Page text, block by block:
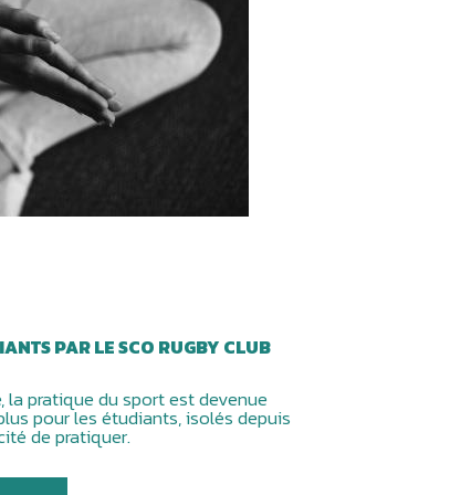
PAR LE SCO RUGBY CLUB
la pratique du sport est devenue
pour les étudiants, isolés depuis
de pratiquer.